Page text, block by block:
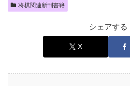
将棋関連新刊書籍
シェアする
X